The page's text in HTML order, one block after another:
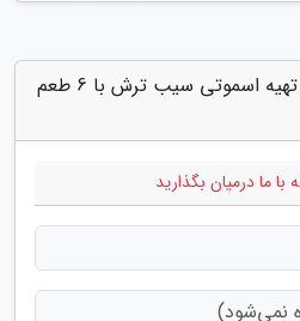
دیدگاه های مرتبط با "طرز تهیه اسموتی سیب ترش با 6 طعم
با ما درمیان بگذارید